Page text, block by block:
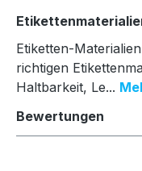
Etiketten-
richtigen
Haltbarkeit, Le...
Bewertungen